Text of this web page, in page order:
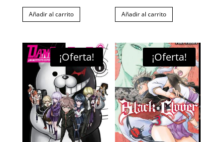
precio
original
$10990.
precio
actual
$6990.
Añadir al carrito
precio
original
$16990.
precio
actual
$10990.
Añadir al carrito
¡Oferta! ¡Oferta!